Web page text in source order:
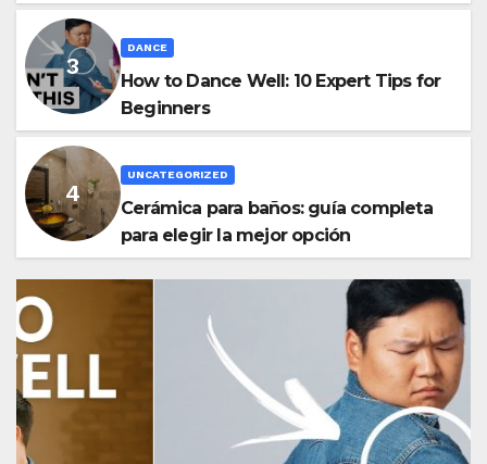
DANCE
How to Dance Well: 10 Expert Tips for
Beginners
UNCATEGORIZED
Cerámica para baños: guía completa
para elegir la mejor opción